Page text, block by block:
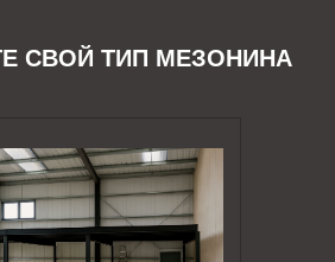
СВОЙ ТИП МЕЗОНИНА